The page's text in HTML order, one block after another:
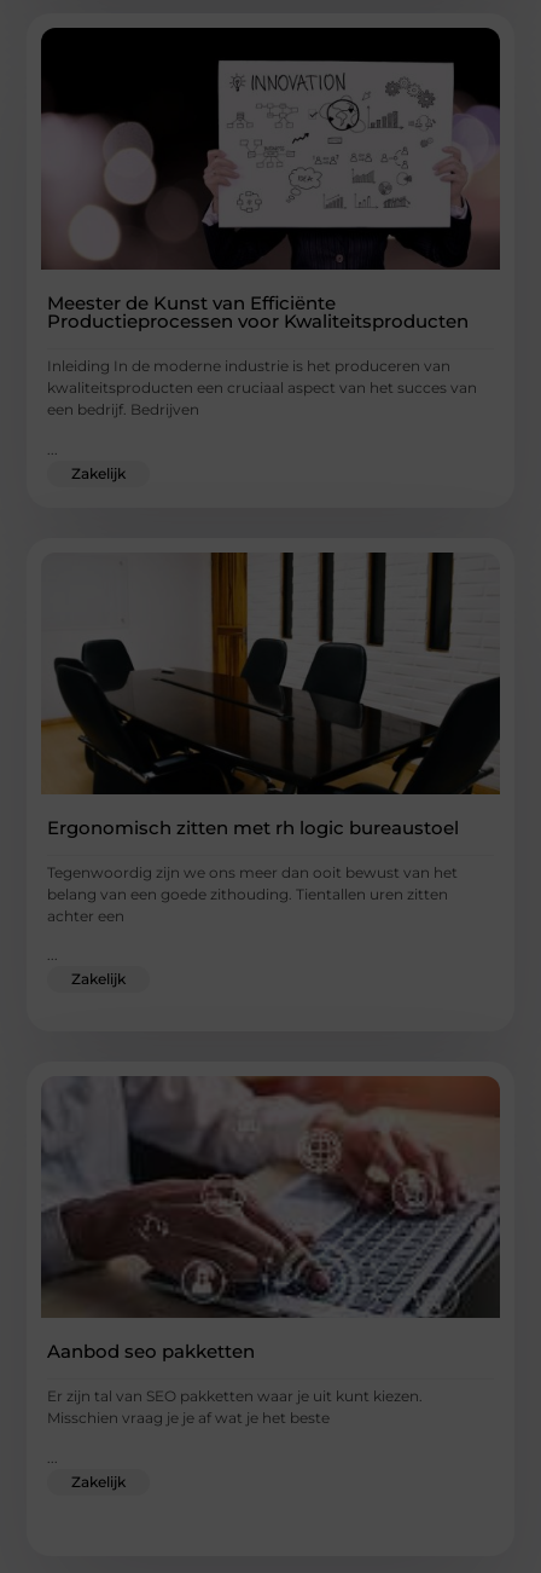
Meester de Kunst van Efficiënte
Productieprocessen voor Kwaliteitsproducten
Inleiding In de moderne industrie is het produceren van
kwaliteitsproducten een cruciaal aspect van het succes van
een bedrijf. Bedrijven
Zakelijk
Ergonomisch zitten met rh logic bureaustoel
Tegenwoordig zijn we ons meer dan ooit bewust van het
belang van een goede zithouding. Tientallen uren zitten
achter een
...
Zakelijk
Aanbod seo pakketten
Er zijn tal van SEO pakketten waar je uit kunt kiezen.
Misschien vraag je je af wat je het beste
Zakelijk